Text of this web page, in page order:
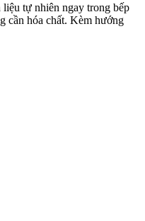
tự nhiên ngay trong bếp
cần hóa chất. Kèm hướng